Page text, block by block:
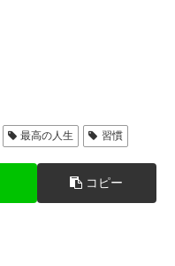
最高の人生 習慣
コピー